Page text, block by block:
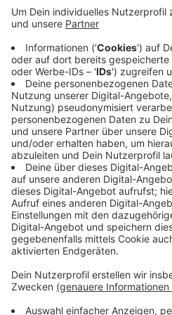
Anzeige
Gleichzeitig ist sich Borussia
offenbar mit Torwart Jonas
HSC über einen Wechsel
Der Wechsel des 29 Jahre
aus der Schweiz, gilt als
Freigabe von Sommer.
Anzeige
Anzeige